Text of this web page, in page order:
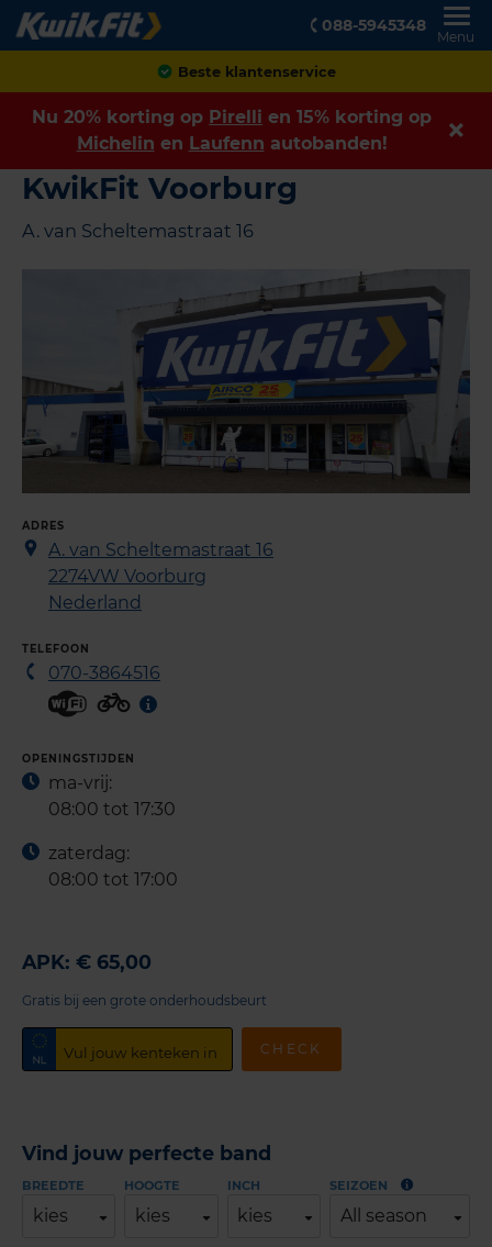
088-5945348
Menu
Beste klantenservice
Nu 20% korting op Pirelli en 15% korting op
Michelin en Laufenn autobanden!
KwikFit Voorburg
A. van Scheltemastraat 16
ADRES
A. van Scheltemastraat 16
2274VW Voorburg
Nederland
TELEFOON
070-3864516
OPENINGSTIJDEN
ma-vrij:
08:00 tot 17:30
zaterdag:
08:00 tot 17:00
APK: € 65,00
Gratis bij een grote onderhoudsbeurt
CHECK
Vind jouw perfecte band
BREEDTE
kies
HOOGTE
kies
INCH
kies
SEIZOEN
All season